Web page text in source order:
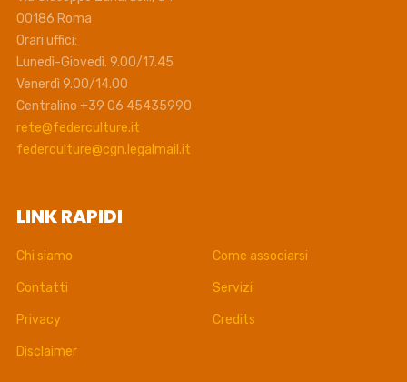
00186 Roma
Orari uffici:
Lunedì-Giovedì. 9.00/17.45
Venerdì 9.00/14.00
Centralino +39 06 45435990
rete@federculture.it
federculture@cgn.legalmail.it
LINK RAPIDI
Chi siamo Come associarsi
Contatti Servizi
Privacy Credits
Disclaimer